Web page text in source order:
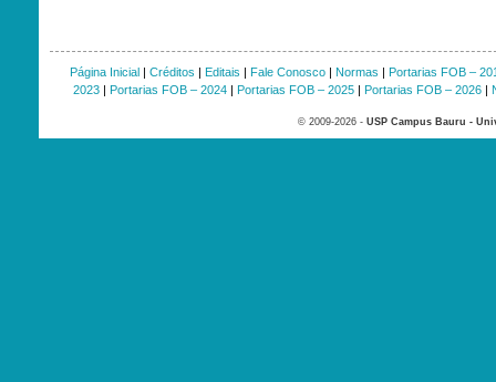
Página Inicial| Créditos | Editais | Fale Conosco| Normas | Portarias FOB –
2023| Portarias FOB – 2024| Portarias FOB – 2025| Portarias FOB – 2026|
© 2009-2026 - USP Campus Bauru -